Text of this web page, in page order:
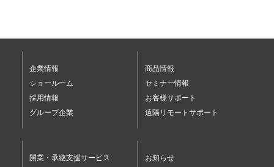
企業情報
ショールーム
採用情報
グループ企業
商品情報
セミナー情報
お客様サポート
遠隔リモートサポート
開業・承継支援サービス
お知らせ